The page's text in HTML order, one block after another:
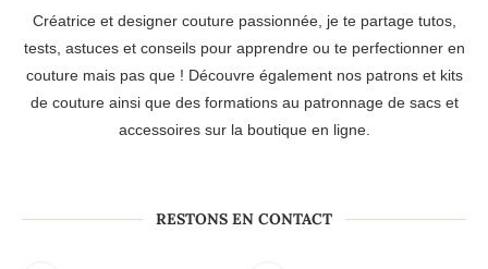
Créatrice et designer couture passionnée, je te partage tutos,
tests, astuces et conseils pour apprendre ou te perfectionner en
couture mais pas que ! Découvre également nos patrons et kits
de couture ainsi que des formations au patronnage de sacs et
accessoires sur la boutique en ligne.
RESTONS EN CONTACT